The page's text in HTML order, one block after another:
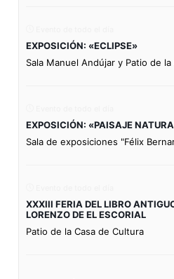
EXPOSICIÓN: «ECLIPSE»
Sala Manuel Andújar y Patio de
EXPOSICIÓN: «PAISAJE
Sala de exposiciones "Félix
XXXIII FERIA DEL LIBRO
LORENZO DE EL ESCORIAL
Patio de la Casa de Cultura